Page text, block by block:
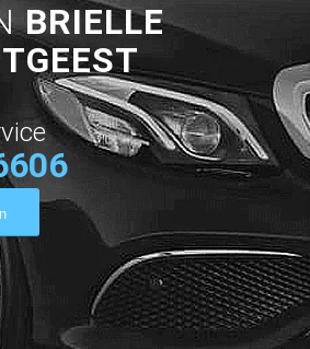
BRIELLE